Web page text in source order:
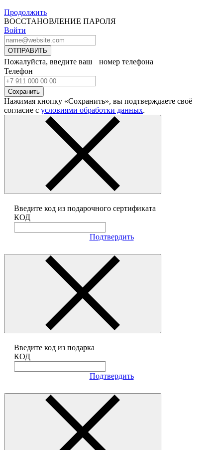
Продолжить
ВОССТАНОВЛЕНИЕ ПАРОЛЯ
Войти
ОТПРАВИТЬ
Пожалуйста, введите ваш номер телефона
Телефон
Сохранить
Нажимая кнопку «Сохранить», вы подтверждаете своё
согласие с условиями обработки данных.
Введите код из подарочного сертификата
КОД
Подтвердить
Введите код из подарка
КОД
Подтвердить